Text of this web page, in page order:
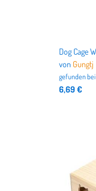
von Gungtj
gefunden bei
6,69 €